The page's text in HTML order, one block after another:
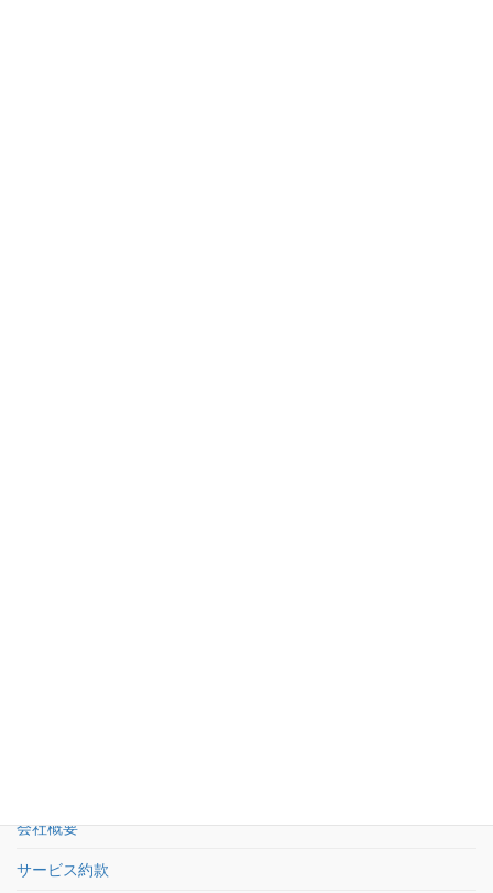
会社概要
サービス約款